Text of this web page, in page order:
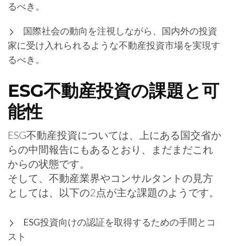
るべき。
国際社会の動向を注視しながら、国内外の投資
家に受け入れられるような不動産投資市場を実現す
るべき。
ESG不動産投資の課題と可
能性
ESG不動産投資については、上にある国交省か
らの中間報告にもあるとおり、まだまだこれ
からの状態です。
そして、不動産業界やコンサルタントの見方
としては、以下の2点が主な課題のようです。
ESG投資向けの認証を取得するための手間とコ
スト